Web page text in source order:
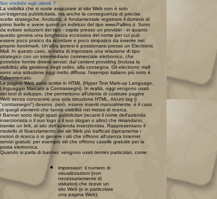
Sei visibile agli utenti ?
La visibilità che si vuole assicurare al sito Web non è solo
un'esigenza pubblicitaria, ma anche la conseguenza di precise
scelte strategiche. Anzitutto, è fondamentale registrare il dominio di
primo livello e avere quindi un indirizzo del tipo www.Pallino.it. Sono
da evitare soluzioni del tipo - ospite presso un provider - in quanto
questo genera una lunghezza eccessiva del nome per cui può
essere poco pratico da ricordare e poco simpatico da inserire nel
proprio bookmark. Un'altra ipotesi è posizionarsi presso un Electronic
Mall. In questo caso, si tratta di impostare una relazione di tipo
strategico con un intermediario commerciale elettronico, che
potrebbe fornire diversi servizi: dal content providing (inclusa la
visibilità) alla gestione degli ordini, alla consegna. Gli electronic mall
sono una soluzione oggi molto diffusa: l'esempio italiano più noto è
Cybermercato.
Le pagine Web sono scritte in HTML (Hyper Text Mark-up Language,
Linguaggio Marcato a Contrassegni). In realtà, oggi vengono usati
dei tool di sviluppo, che permettono all'utente di costruire pagine
Web senza conoscere una sola istruzione HTML. Alcuni tag (i
"contrassegni") devono, però, essere inseriti manualmente: è il caso
di quegli elementi che fanno visibilità nei motori di ricerca.
I Banner sono degli spazi pubblicitari (recanti il nome dell'azienda
inserzionista o il suo logo o il suo slogan o altro) che rimandano,
tramite un link, al sito dell'azienda inserzionista. Rappresentano il
modello di finanziamento dei siti Web più trafficati (tipicamente i
motori di ricerca o in genere i siti che offrono all'utenza Internet
servizi gratuiti: per esempio siti che offrono caselle gratuite per la
posta elettronica.
Quando si parla di banner, vengono usati termini particolari, come:
impression: il numero di
visualizzazioni (non
necessariamente di
visitatori) che riceve un
sito Web (e in particolare
una pagina Web);